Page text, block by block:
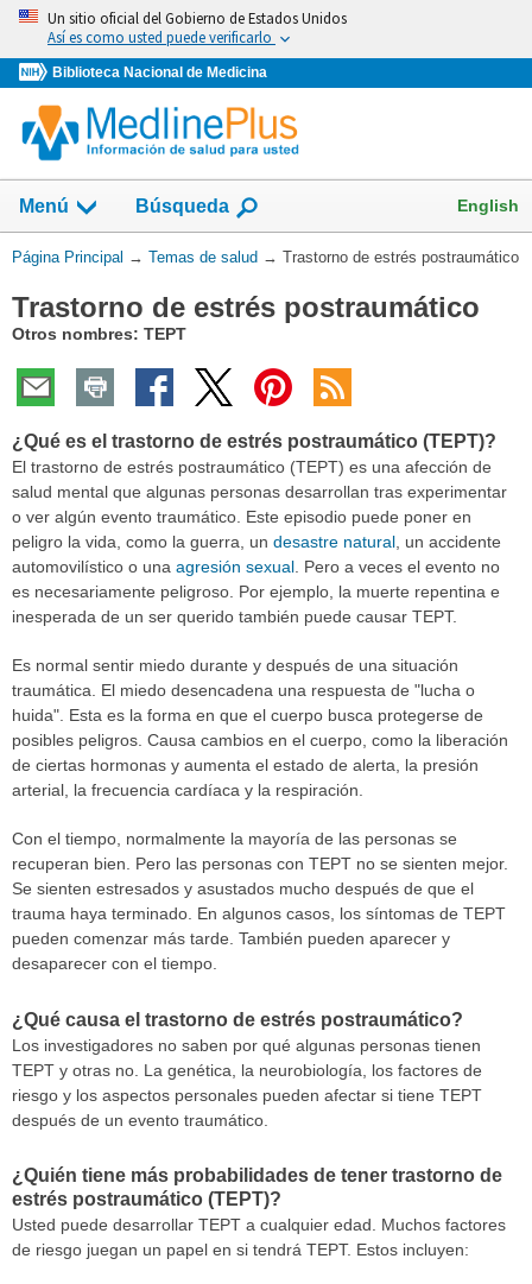
Omita
vaya
al
Contenido
Un sitio oficial del Gobierno de Estados Unidos
Así es como usted puede verificarlo
Biblioteca Nacional de Medicina
Menú
Mostrar
campo
de
Búsqueda English
Usted
aquí:
Página Principal → Temas de salud → Trastorno de estrés postraumático
Trastorno de estrés postraumático
Otros nombres: TEPT
¿Qué es el trastorno de estrés postraumático (TEPT)?
El trastorno de estrés postraumático (TEPT) es una afección de
salud mental que algunas personas desarrollan tras experimentar
o ver algún evento traumático. Este episodio puede poner en
peligro la vida, como la guerra, un desastre natural, un accidente
automovilístico o una agresión sexual. Pero a veces el evento no
es necesariamente peligroso. Por ejemplo, la muerte repentina e
inesperada de un ser querido también puede causar TEPT.
Es normal sentir miedo durante y después de una situación
traumática. El miedo desencadena una respuesta de "lucha o
huida". Esta es la forma en que el cuerpo busca protegerse de
posibles peligros. Causa cambios en el cuerpo, como la liberación
de ciertas hormonas y aumenta el estado de alerta, la presión
arterial, la frecuencia cardíaca y la respiración.
Con el tiempo, normalmente la mayoría de las personas se
recuperan bien. Pero las personas con TEPT no se sienten mejor.
Se sienten estresados y asustados mucho después de que el
trauma haya terminado. En algunos casos, los síntomas de TEPT
pueden comenzar más tarde. También pueden aparecer y
desaparecer con el tiempo.
¿Qué causa el trastorno de estrés postraumático?
Los investigadores no saben por qué algunas personas tienen
TEPT y otras no. La genética, la neurobiología, los factores de
riesgo y los aspectos personales pueden afectar si tiene TEPT
después de un evento traumático.
¿Quién tiene más probabilidades de tener trastorno de
estrés postraumático (TEPT)?
Usted puede desarrollar TEPT a cualquier edad. Muchos factores
de riesgo juegan un papel en si tendrá TEPT. Estos incluyen: